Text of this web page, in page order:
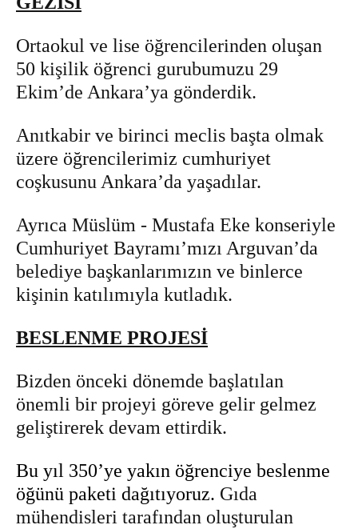
Ortaokul ve lise öğrencilerinden oluşan
50 kişilik öğrenci gurubumuzu 29
Ekim’de Ankara’ya gönderdik.
Anıtkabir ve birinci meclis başta olmak
üzere öğrencilerimiz cumhuriyet
coşkusunu Ankara’da yaşadılar.
Ayrıca Müslüm - Mustafa Eke konseriyle
Cumhuriyet Bayramı’mızı Arguvan’da
belediye başkanlarımızın ve binlerce
kişinin katılımıyla kutladık.
BESLENME PROJESİ
Bizden önceki dönemde başlatılan
önemli bir projeyi göreve gelir gelmez
geliştirerek devam ettirdik.
Bu yıl 350’ye yakın öğrenciye beslenme
öğünü paketi dağıtıyoruz. Gıda
mühendisleri tarafından oluşturulan